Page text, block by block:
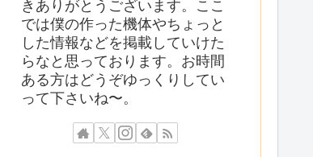
きありがとうございます。ここ
では僕の作った機体やちょっと
した情報などを掲載していけた
らなと思っております。お時間
ある方はどうぞゆっくりしてい
って下さいね〜。